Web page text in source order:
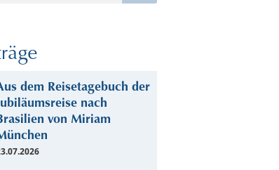
dem Reisetagebuch der
nach
von Miriam